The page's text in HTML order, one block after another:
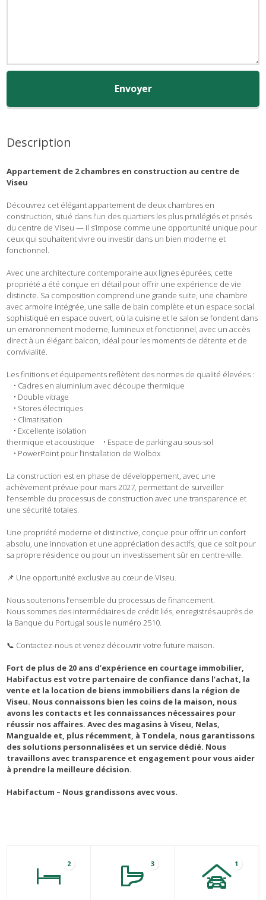
Envoyer
Description
Appartement de 2 chambres en construction au centre de
Viseu
Découvrez cet élégant appartement de deux chambres en
construction, situé dans l’un des quartiers les plus privilégiés et prisés
du centre de Viseu — il s’impose comme une opportunité unique pour
ceux qui souhaitent vivre ou investir dans un bien moderne et
fonctionnel.
Avec une architecture contemporaine aux lignes épurées, cette
propriété a été conçue en détail pour offrir une expérience de vie
distincte. Sa composition comprend une grande suite, une chambre
avec armoire intégrée, une salle de bain complète et un espace social
sophistiqué en espace ouvert, où la cuisine et le salon se fondent dans
un environnement moderne, lumineux et fonctionnel, avec un accès
direct à un élégant balcon, idéal pour les moments de détente et de
convivialité.
Les finitions et équipements reflètent des normes de qualité élevées :
• Cadres en aluminium avec découpe thermique
• Double vitrage
• Stores électriques
• Climatisation
• Excellente isolation
thermique et acoustique • Espace de parking au sous-sol
• PowerPoint pour l’installation de Wolbox
La construction est en phase de développement, avec une
achèvement prévue pour mars 2027, permettant de surveiller
l’ensemble du processus de construction avec une transparence et
une sécurité totales.
Une propriété moderne et distinctive, conçue pour offrir un confort
absolu, une innovation et une appréciation des actifs, que ce soit pour
sa propre résidence ou pour un investissement sûr en centre-ville.
📌 Une opportunité exclusive au cœur de Viseu.
Nous soutenons l’ensemble du processus de financement.
Nous sommes des intermédiaires de crédit liés, enregistrés auprès de
la Banque du Portugal sous le numéro 2510.
📞 Contactez-nous et venez découvrir votre future maison.
Fort de plus de 20 ans d’expérience en courtage immobilier,
Habifactus est votre partenaire de confiance dans l’achat, la
vente et la location de biens immobiliers dans la région de
Viseu. Nous connaissons bien les coins de la maison, nous
avons les contacts et les connaissances nécessaires pour
réussir nos affaires. Avec des magasins à Viseu, Nelas,
Mangualde et, plus récemment, à Tondela, nous garantissons
des solutions personnalisées et un service dédié. Nous
travaillons avec transparence et engagement pour vous aider
à prendre la meilleure décision.
Habifactum – Nous grandissons avec vous.
2 3 1